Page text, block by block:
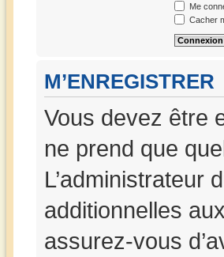
Me
Cacher
M’ENREGISTRER
Vous devez être
ne prend que
L’administrateur
additionnelles
assurez-vous